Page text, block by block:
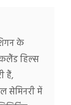
के
हिल्स
हैं,
सेमिनरी में